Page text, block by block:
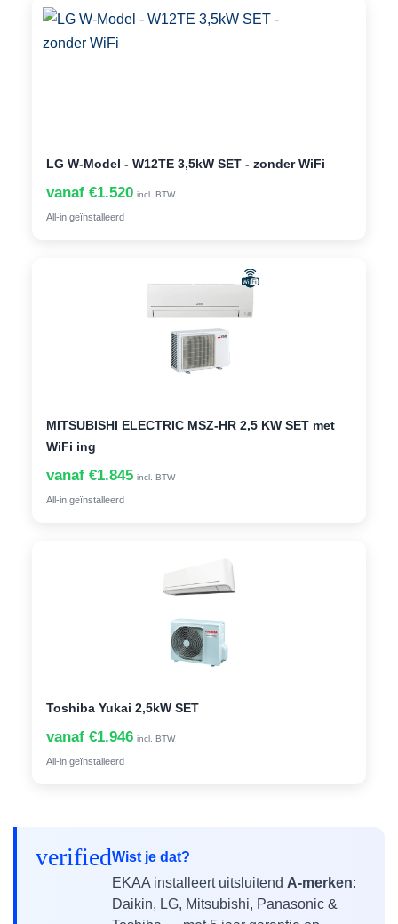
LG W-Model - W12TE 3,5kW SET - zonder WiFi
vanaf €1.520 incl. BTW
All-in geïnstalleerd
MITSUBISHI ELECTRIC MSZ-HR 2,5 KW SET met
WiFi ing
vanaf €1.845 incl. BTW
All-in geïnstalleerd
Toshiba Yukai 2,5kW SET
vanaf €1.946 incl. BTW
All-in geïnstalleerd
verifiedWist je dat?
EKAA installeert uitsluitend A-merken:
Daikin, LG, Mitsubishi, Panasonic &